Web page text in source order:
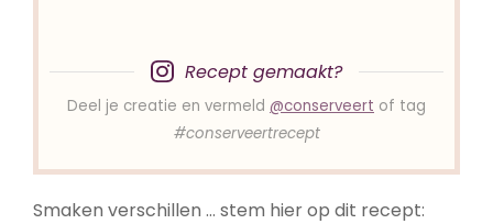
Recept gemaakt?
Deel je creatie en vermeld @conserveert of tag
#conserveertrecept
Smaken verschillen … stem hier op dit recept: